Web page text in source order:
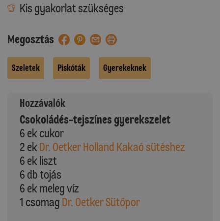
Kis gyakorlat szükséges
Megosztás
Szeletek Piskóták Gyerekeknek
Hozzávalók
Csokoládés-tejszínes gyerekszelet
6 ek cukor
2 ek Dr. Oetker Holland Kakaó sütéshez
6 ek liszt
6 db tojás
6 ek meleg víz
1 csomag Dr. Oetker Sütőpor